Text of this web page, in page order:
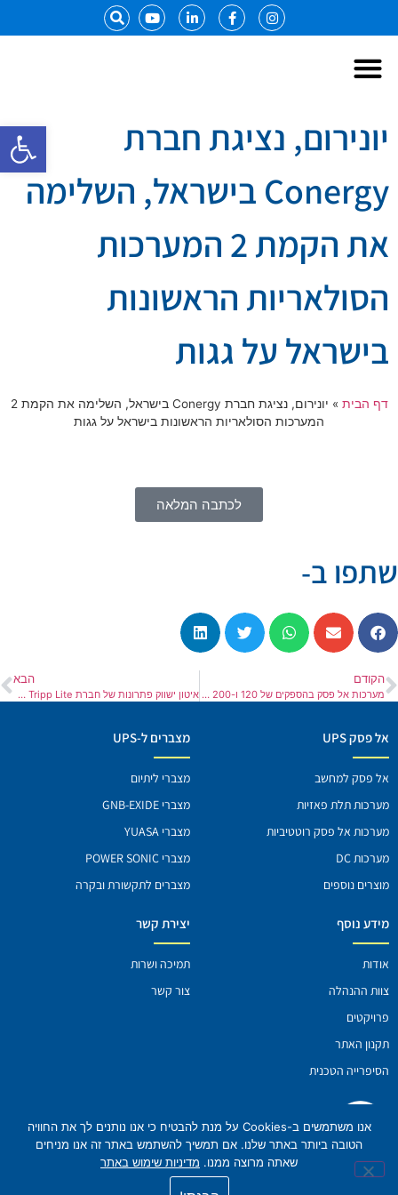
פתח
יונירום, נציגת חברת
Conergy בישראל, השלימה
את הקמת 2 המערכות
הסולאריות הראשונות
בישראל על גגות
דף הבית »
יונירום, נציגת חברת Conergy בישראל, השלימה את הקמת 2
המערכות הסולאריות הראשונות בישראל על גגות
לכתבה המלאה
שתפו ב-
הקודם
מערכות אל פסק בהספקים של 120 ו-200 קילו-ואט הותקנו לאספקת חשמל רציפה לציוד חירום בבית חולים
הבא
איטון ישווק פתרונות של חברת Tripp Lite בארץ, חברת יונירום תפיץ את ציוד ה- IT מתקדם כגון ממירי הפסק ו-UPS להפעלת ציוד רפואי בסביבת חולה
אל פסק UPS
אל פסק למחשב
מערכות תלת פאזיות
מערכות אל פסק רוטטיביות
מערכות DC
מוצרים נוספים
מצברים ל-UPS
מצברי ליתיום
מצברי GNB-EXIDE
מצברי YUASA
מצברי POWER SONIC
מצברים לתקשורת ובקרה
מידע נוסף
אודות
צוות ההנהלה
פרויקטים
תקנון האתר
הסיפרייה הטכנית
יצירת קשר
תמיכה ושרות
צור קשר
יונירום אלקטרוניקס בע"מ רח' גרניט 3 צור יגאל
4486200 ת.ד 426 |
אנו משתמשים ב-Cookies על מנת להבטיח כי אנו נותנים לך את החוויה
הטובה ביותר באתר שלנו. אם תמשיך להשתמש באתר זה אנו מניחים
שאתה מרוצה ממנו. מדיניות שימוש באתר